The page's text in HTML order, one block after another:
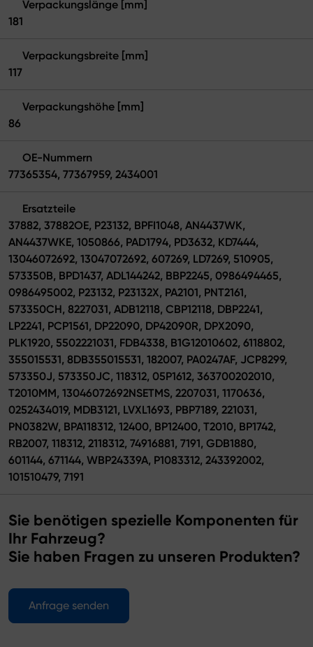
Verpackungslänge [mm]
181
Verpackungsbreite [mm]
117
Verpackungshöhe [mm]
86
OE-Nummern
77365354, 77367959, 2434001
Ersatzteile
37882, 37882OE, P23132, BPFI1048, AN4437WK,
AN4437WKE, 1050866, PAD1794, PD3632, KD7444,
13046072692, 13047072692, 607269, LD7269, 510905,
573350B, BPD1437, ADL144242, BBP2245, 0986494465,
0986495002, P23132, P23132X, PA2101, PNT2161,
573350CH, 8227031, ADB12118, CBP12118, DBP2241,
LP2241, PCP1561, DP22090, DP42090R, DPX2090,
PLK1920, 5502221031, FDB4338, B1G12010602, 6118802,
355015531, 8DB355015531, 182007, PA0247AF, JCP8299,
573350J, 573350JC, 118312, 05P1612, 363700202010,
T2010MM, 13046072692NSETMS, 2207031, 1170636,
0252434019, MDB3121, LVXL1693, PBP7189, 221031,
PN0382W, BPA118312, 12400, BP12400, T2010, BP1742,
RB2007, 118312, 2118312, 74916881, 7191, GDB1880,
601144, 671144, WBP24339A, P1083312, 243392002,
101510479, 7191
Sie benötigen spezielle Komponenten für
Ihr Fahrzeug?
Sie haben Fragen zu unseren Produkten?
Anfrage senden